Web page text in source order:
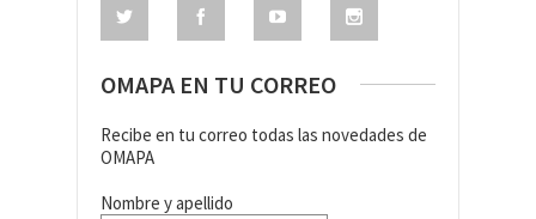
OMAPA EN TU CORREO
Recibe en tu correo todas las novedades de
OMAPA
Nombre y apellido